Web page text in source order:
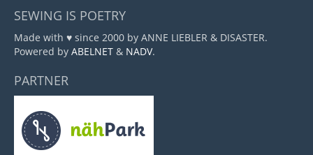
SEWING IS POETRY
Made with ♥ since 2000 by ANNE LIEBLER & DISASTER.
Powered by ABELNET & NADV.
PARTNER